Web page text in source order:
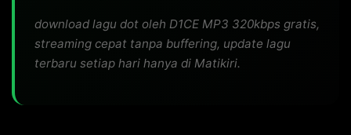
download lagu dot oleh D1CE MP3 320kbps gratis,
streaming cepat tanpa buffering, update lagu
terbaru setiap hari hanya di Matikiri.